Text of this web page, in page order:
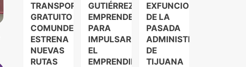
TRANSPORTE
GRATUITO
COMUNDER
ESTRENA
NUEVAS
RUTAS
GUTIÉRREZ
EMPRENDELAND
PARA
IMPULSAR
EL
EMPRENDIMIENTO
EXFUNCIONARIOS
DE LA
PASADA
ADMINISTRACIÓN
DE
TIJUANA